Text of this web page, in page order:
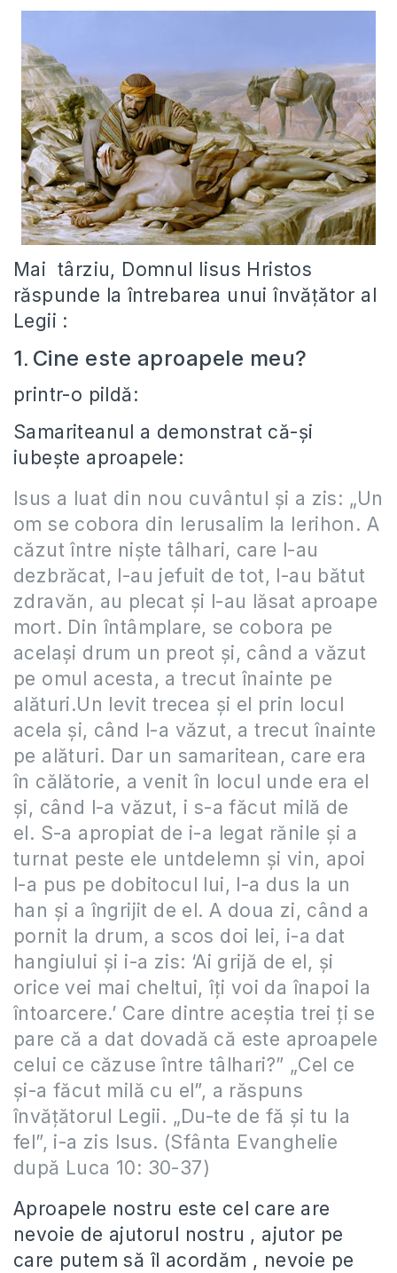
Mai târziu, Domnul Iisus Hristos
răspunde la întrebarea unui învăţător al
Legii :
1. Cine este aproapele meu?
printr-o pildă:
Samariteanul a demonstrat că-şi
iubeşte aproapele:
Isus a luat din nou cuvântul şi a zis: „Un
om se cobora din Ierusalim la Ierihon. A
căzut între nişte tâlhari, care l-au
dezbrăcat, l-au jefuit de tot, l-au bătut
zdravăn, au plecat şi l-au lăsat aproape
mort. Din întâmplare, se cobora pe
acelaşi drum un preot şi, când a văzut
pe omul acesta, a trecut înainte pe
alături.Un levit trecea şi el prin locul
acela şi, când l-a văzut, a trecut înainte
pe alături. Dar un samaritean, care era
în călătorie, a venit în locul unde era el
şi, când l-a văzut, i s-a făcut milă de
el. S-a apropiat de i-a legat rănile şi a
turnat peste ele untdelemn şi vin, apoi
l-a pus pe dobitocul lui, l-a dus la un
han şi a îngrijit de el. A doua zi, când a
pornit la drum, a scos doi lei, i-a dat
hangiului şi i-a zis: ‘Ai grijă de el, şi
orice vei mai cheltui, îţi voi da înapoi la
întoarcere.’ Care dintre aceştia trei ţi se
pare că a dat dovadă că este aproapele
celui ce căzuse între tâlhari?” „Cel ce
şi-a făcut milă cu el”, a răspuns
învăţătorul Legii. „Du-te de fă şi tu la
fel”, i-a zis Isus. (Sfânta Evanghelie
după Luca 10: 30-37)
Aproapele nostru este cel care are
nevoie de ajutorul nostru , ajutor pe
care putem să îl acordăm , nevoie pe